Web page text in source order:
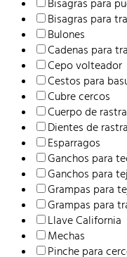
Bisagras para
Bisagras para
Bulones
Cadenas para
Cepo volteador
Cestos para
Cubre cercos
Cuerpo de
Dientes de rastra
Esparragos
Ganchos para
Ganchos para
Grampas para
Grampas para
Llave California
Mechas
Pinche para